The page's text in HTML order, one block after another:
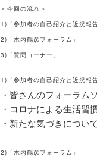
＜今回の流れ＞
1)「参加者の自己紹介と近況報告
2)「木内鶴彦フォーラム」
3)「質問コーナー」
1)「参加者の自己紹介と近況報告
・皆さんのフォーラム
・コロナによる生活習
・新たな気づきについ
2)「木内鶴彦フォーラム」